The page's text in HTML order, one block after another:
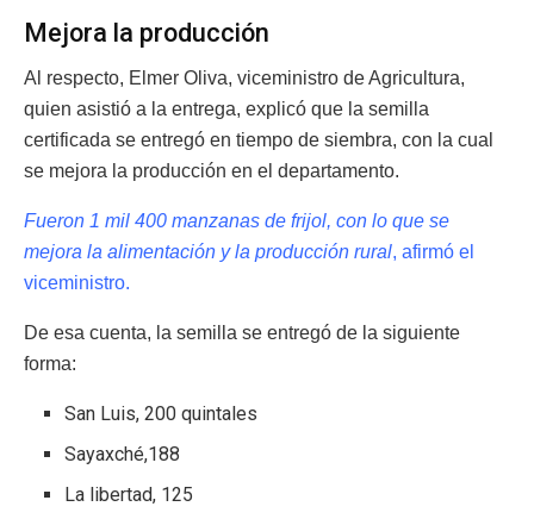
Mejora la producción
Al respecto, Elmer Oliva, viceministro de Agricultura,
quien asistió a la entrega, explicó que la semilla
certificada se entregó en tiempo de siembra, con la cual
se mejora la producción en el departamento.
Fueron 1 mil 400 manzanas de frijol, con lo que se
mejora la alimentación y la producción rural, afirmó el
viceministro.
De esa cuenta, la semilla se entregó de la siguiente
forma:
San Luis, 200 quintales
Sayaxché,188
La libertad, 125